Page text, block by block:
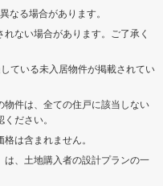
なる場合があります。
ない場合があります。ご了承く
ている未入居物件が掲載されてい
物件は、全ての住戸に該当しない
ださい。
は含まれません。
は、土地購入者の設計プランの一